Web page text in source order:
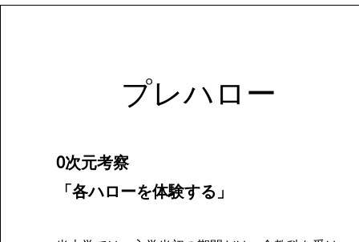
​プレハロー
0次元考察
「各ハローを体験する」